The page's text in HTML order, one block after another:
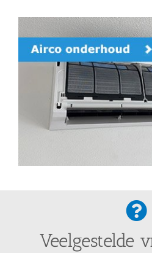
Veelgestelde